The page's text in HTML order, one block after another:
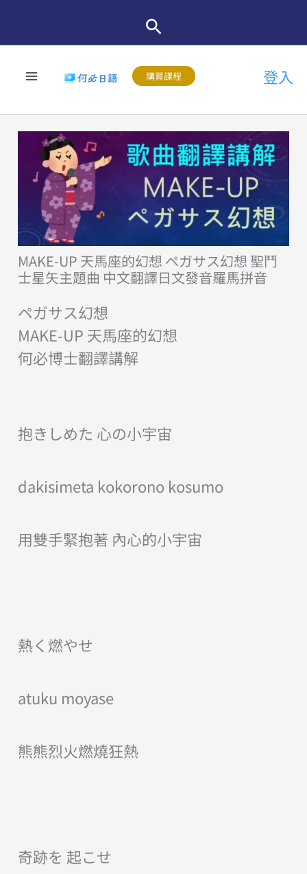
購買課程 登入
MAKE-UP 天馬座的幻想 ペガサス幻想 聖鬥
士星矢主題曲 中文翻譯日文發音羅馬拼音
ペガサス幻想
MAKE-UP 天馬座的幻想
何必博士翻譯講解
抱きしめた 心の小宇宙
dakisimeta kokorono kosumo
用雙手緊抱著 內心的小宇宙
熱く燃やせ
atuku moyase
熊熊烈火燃燒狂熱
奇跡を 起こせ